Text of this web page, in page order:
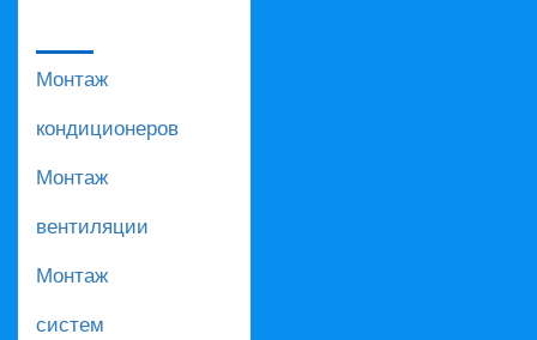
Монтаж
кондиционеров
Монтаж
вентиляции
Монтаж
систем